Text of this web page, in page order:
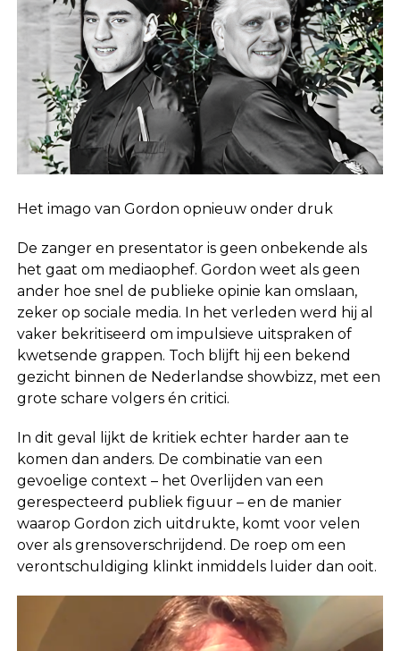
Het imago van Gordon opnieuw onder druk
De zanger en presentator is geen onbekende als
het gaat om mediaophef. Gordon weet als geen
ander hoe snel de publieke opinie kan omslaan,
zeker op sociale media. In het verleden werd hij al
vaker bekritiseerd om impulsieve uitspraken of
kwetsende grappen. Toch blijft hij een bekend
gezicht binnen de Nederlandse showbizz, met een
grote schare volgers én critici.
In dit geval lijkt de kritiek echter harder aan te
komen dan anders. De combinatie van een
gevoelige context – het 0verlijden van een
gerespecteerd publiek figuur – en de manier
waarop Gordon zich uitdrukte, komt voor velen
over als grensoverschrijdend. De roep om een
verontschuldiging klinkt inmiddels luider dan ooit.